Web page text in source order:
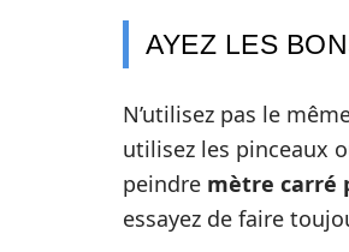
AYEZ LES
N’utilisez pas le
utilisez les pinceaux
peindre mètre carré
essayez de faire